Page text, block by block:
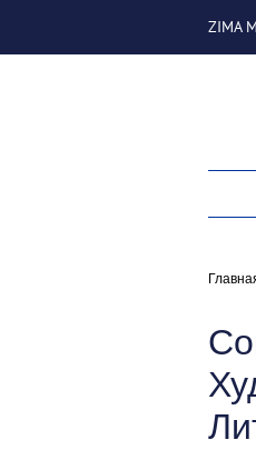
ZIMA